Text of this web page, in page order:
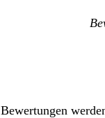
Bewertungen